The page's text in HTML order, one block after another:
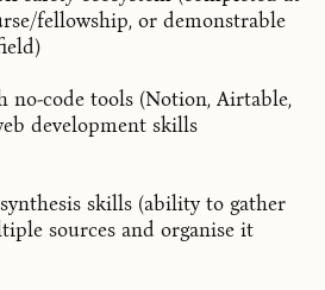
fellowship, or demonstrable
no-code tools (Notion, Airtable,
development skills
skills (ability to gather
sources and organise it